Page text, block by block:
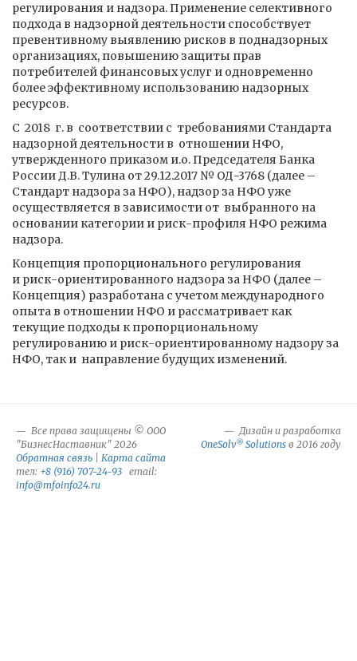
регулирования и надзора. Применение селективного
подхода в надзорной деятельности способствует
превентивному выявлению рисков в поднадзорных
организациях, повышению защиты прав
потребителей финансовых услуг и одновременно
более эффективному использованию надзорных
ресурсов.
С 2018 г. в соответствии с требованиями Стандарта
надзорной деятельности в отношении НФО,
утвержденного приказом и.о. Председателя Банка
России Д.В. Тулина от 29.12.2017 № ОД-3768 (далее –
Стандарт надзора за НФО), надзор за НФО уже
осуществляется в зависимости от выбранного на
основании категории и риск-профиля НФО режима
надзора.
Концепция пропорционального регулирования
и риск-ориентированного надзора за НФО (далее –
Концепция) разработана с учетом международного
опыта в отношении НФО и рассматривает как
текущие подходы к пропорциональному
регулированию и риск-ориентированному надзору за
НФО, так и направление будущих изменений.
Все права защищены © ООО
"БизнесНаставник" 2026
Обратная связь
Карта сайта
тел: +8 (916) 707-24-93 email:
info@mfoinfo24.ru
Дизайн и разработка
OneSolv® Solutions в 2016 году